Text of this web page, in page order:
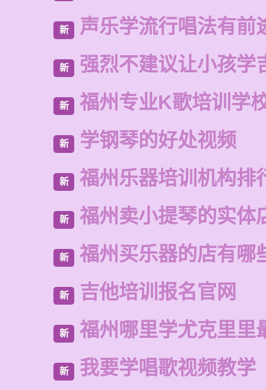
新 声乐学流行唱法有前
新 强烈不建议让小孩学
新 福州专业K歌培训学
新 学钢琴的好处视频
新 福州乐器培训机构排
新 福州卖小提琴的实体
新 福州买乐器的店有哪
新 吉他培训报名官网
新 福州哪里学尤克里里
新 我要学唱歌视频教学